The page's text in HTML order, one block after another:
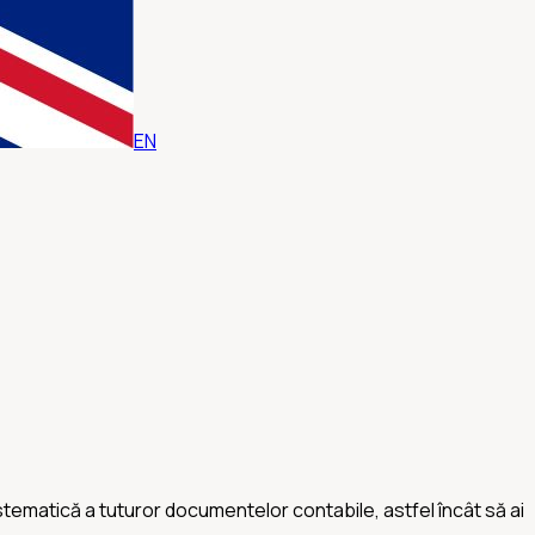
EN
a tuturor documentelor contabile, astfel încât să ai